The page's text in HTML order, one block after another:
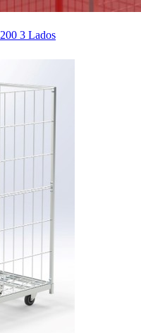
3 Lados